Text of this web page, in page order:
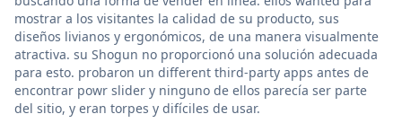
mostrar a los visitantes la calidad de su producto, sus
diseños livianos y ergonómicos, de una manera visualmente
atractiva. su Shogun no proporcionó una solución adecuada
para esto. probaron un different third-party apps antes de
encontrar powr slider y ninguno de ellos parecía ser parte
del sitio, y eran torpes y difíciles de usar.